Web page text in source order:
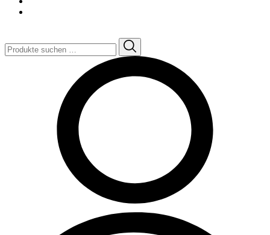
Suchen
nach: